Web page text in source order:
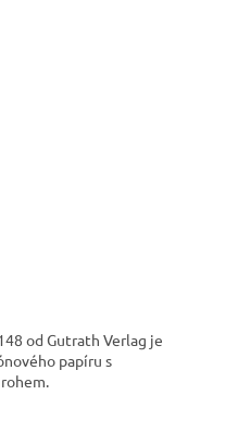
od Gutrath Verlag je
papíru s